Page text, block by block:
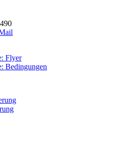
Flyer
Bedingungen